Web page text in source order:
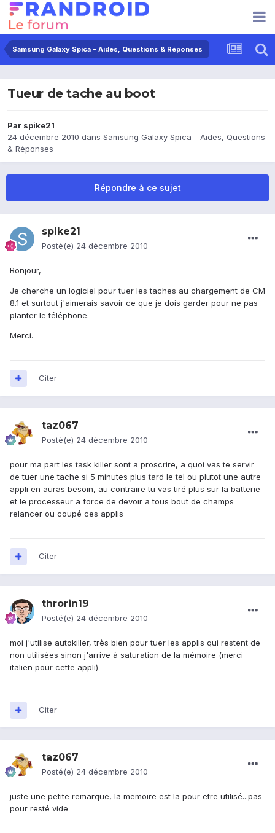
Samsung Galaxy Spica - Aides, Questions & Réponses
Tueur de tache au boot
Par spike21
24 décembre 2010 dans Samsung Galaxy Spica - Aides, Questions
& Réponses
Répondre à ce sujet
spike21
Posté(e) 24 décembre 2010
Bonjour,
Je cherche un logiciel pour tuer les taches au chargement de CM
8.1 et surtout j'aimerais savoir ce que je dois garder pour ne pas
planter le téléphone.
Merci.
Citer
taz067
Posté(e) 24 décembre 2010
pour ma part les task killer sont a proscrire, a quoi vas te servir
de tuer une tache si 5 minutes plus tard le tel ou plutot une autre
appli en auras besoin, au contraire tu vas tiré plus sur la batterie
et le processeur a force de devoir a tous bout de champs
relancer ou coupé ces applis
Citer
throrin19
Posté(e) 24 décembre 2010
moi j'utilise autokiller, très bien pour tuer les applis qui restent de
non utilisées sinon j'arrive à saturation de la mémoire (merci
italien pour cette appli)
Citer
taz067
Posté(e) 24 décembre 2010
juste une petite remarque, la memoire est la pour etre utilisé...pas
pour resté vide